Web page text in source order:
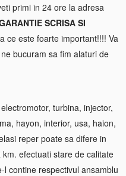
primi in 24 ore la adresa
SCRISA SI
ce este foarte important!!!! Va
bucuram sa fim alaturi de
turbina, injector,
hayon, interior, usa, haion,
reper poate sa difere in
efectuati stare de calitate
contine respectivul ansamblu